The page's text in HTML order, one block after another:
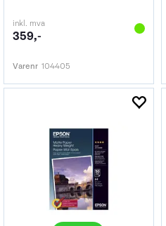
inkl. mva
359,-
Varenr 104405